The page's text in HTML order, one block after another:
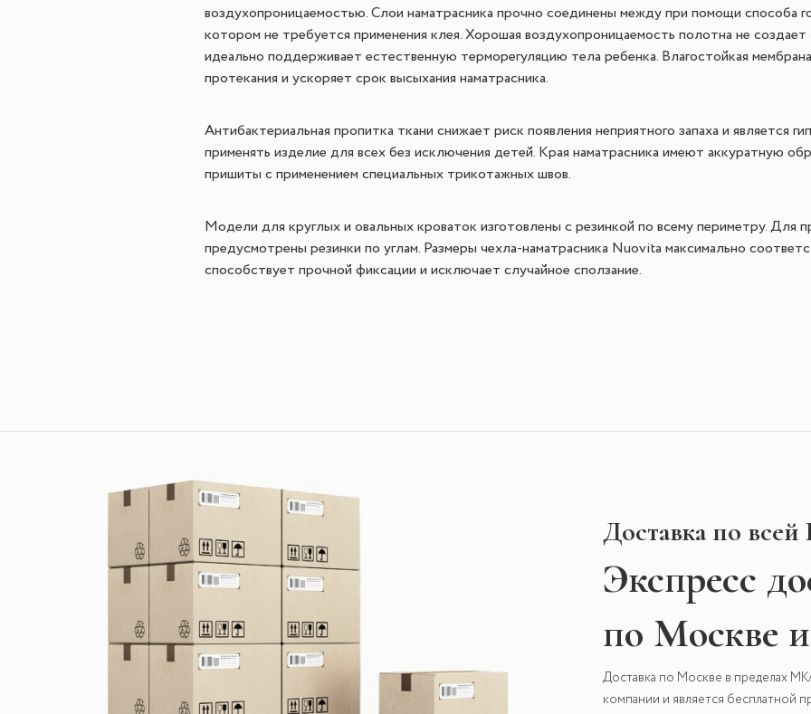
воздухопроницаемостью. Слои наматрасника прочно соединены между при помощи способа
котором не требуется применения клея. Хорошая воздухопроницаемость полотна не
идеально поддерживает естественную терморегуляцию тела ребенка. Влагостойкая
протекания и ускоряет срок высыхания наматрасника.
Антибактериальная пропитка ткани снижает риск появления неприятного запаха и является
применять изделие для всех без исключения детей. Края наматрасника имеют аккуратную
пришиты с применением специальных трикотажных швов.
Модели для круглых и овальных кроваток изготовлены с резинкой по всему периметру. Для
предусмотрены резинки по углам. Размеры чехла-наматрасника Nuovita максимально
способствует прочной фиксации и исключает случайное сползание.
Доставка по
Экспресс
по Москве
Доставка по Москве в пределах
компании и является бесплатной